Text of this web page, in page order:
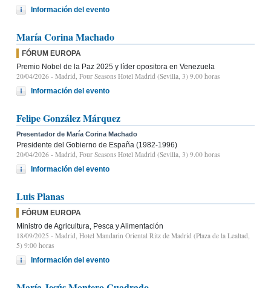
Información del evento
María Corina Machado
FÓRUM EUROPA
Premio Nobel de la Paz 2025 y líder opositora en Venezuela
20/04/2026 - Madrid, Four Seasons Hotel Madrid (Sevilla, 3) 9.00 horas
Información del evento
Felipe González Márquez
Presentador de María Corina Machado
Presidente del Gobierno de España (1982-1996)
20/04/2026 - Madrid, Four Seasons Hotel Madrid (Sevilla, 3) 9.00 horas
Información del evento
Luis Planas
FÓRUM EUROPA
Ministro de Agricultura, Pesca y Alimentación
18/09/2025 - Madrid, Hotel Mandarin Oriental Ritz de Madrid (Plaza de la Lealtad,
5) 9:00 horas
Información del evento